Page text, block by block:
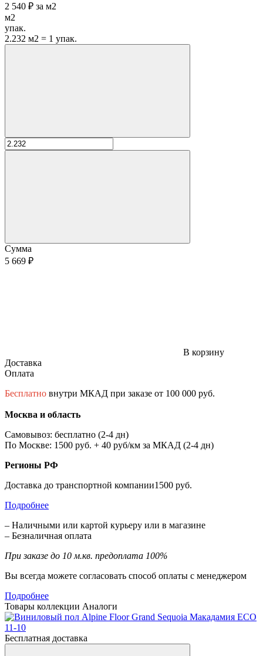
2 540 ₽ за м2
м2
упак.
2.232 м2 = 1 упак.
Сумма
5 669 ₽
В корзину
Доставка
Оплата
Бесплатно внутри МКАД при заказе от 100 000 руб.
Москва и область
Самовывоз: бесплатно (2-4 дн)
По Москве: 1500 руб. + 40 руб/км за МКАД (2-4 дн)
Регионы РФ
Доставка до транспортной компании1500 руб.
Подробнее
– Наличными или картой курьеру или в магазине
– Безналичная оплата
При заказе до 10 м.кв. предоплата 100%
Вы всегда можете согласовать способ оплаты с менеджером
Подробнее
Товары коллекции Аналоги
Бесплатная доставка